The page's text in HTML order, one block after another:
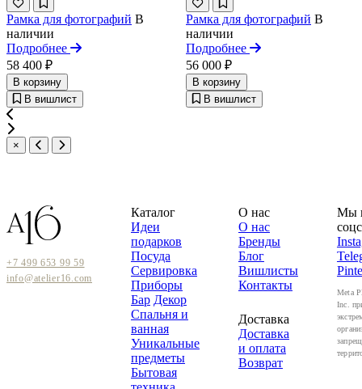
Рамка для фотографий В
наличии
Подробнее
58 400 ₽
В корзину
В вишлист
Рамка для фотографий В
наличии
Подробнее
56 000 ₽
В корзину
В вишлист
×
+7 499 653 99 59
info@atelier16.com
Каталог
Идеи
подарков
Посуда
Сервировка
Приборы
Бар Декор
Спальня и
ванная
Уникальные
предметы
Бытовая
О нас
О нас
Бренды
Блог
Вишлисты
Контакты
Доставка
Доставка
и оплата
Возврат
Мы
Meta
Inc.